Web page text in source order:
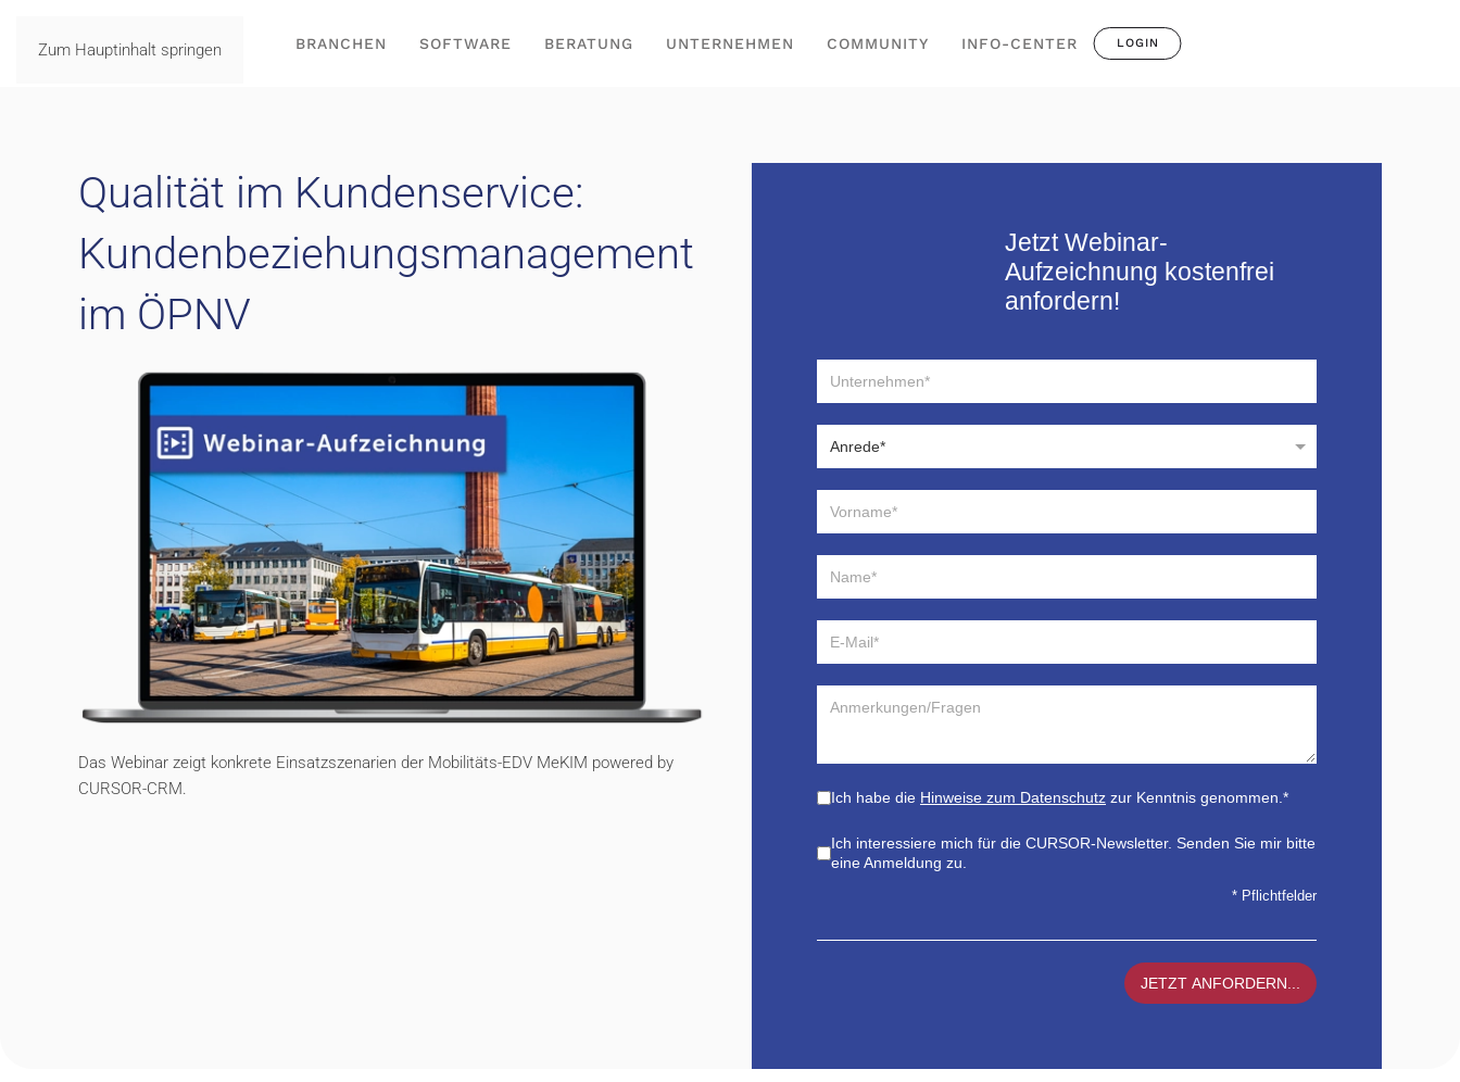
Zum Hauptinhalt springen BRANCHEN SOFTWARE BERATUNG UNTERNEHMEN COMMUNITY INFO-CENTER LOGIN
Qualität im Kundenservice:
Kundenbeziehungsmanagement
im ÖPNV
Das Webinar zeigt konkrete Einsatzszenarien der Mobilitäts-EDV MeKIM powered by
CURSOR-CRM.
Jetzt Webinar-
Aufzeichnung kostenfrei
anfordern!
Ich habe die Hinweise zum Datenschutz zur Kenntnis genommen.*
Ich interessiere mich für die CURSOR-Newsletter. Senden Sie mir bitte
eine Anmeldung zu.
* Pflichtfelder
JETZT ANFORDERN...